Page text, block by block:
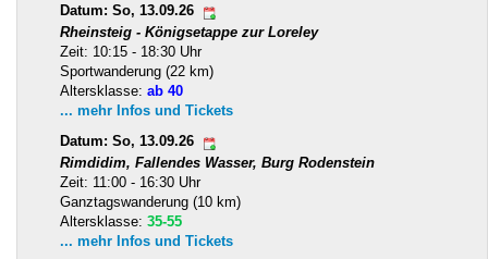
Datum: So, 13.09.26
Rheinsteig - Königsetappe zur Loreley
Zeit: 10:15 - 18:30 Uhr
Sportwanderung (22 km)
Altersklasse: ab 40
... mehr Infos und Tickets
Datum: So, 13.09.26
Rimdidim, Fallendes Wasser, Burg Rodenstein
Zeit: 11:00 - 16:30 Uhr
Ganztagswanderung (10 km)
Altersklasse: 35-55
... mehr Infos und Tickets